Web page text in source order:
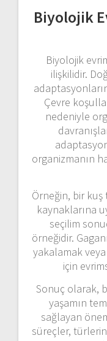
Biyolojik
Biyolojik
ilişkilidir.
Çevre
nedeniyle
organizmanın
Örneğin, bir kuş
kaynaklarına
seçilim
örneğidir.
yakalamak
için
Sonuç olarak,
yaşamın
sağlayan
süreçler, türlerin